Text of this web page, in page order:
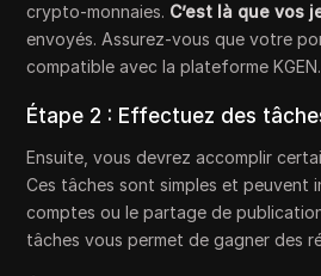
crypto-monnaies. C’est là que vos
envoyés. Assurez-vous que votre
compatible avec la plateforme KGEN.
Étape 2 : Effectuez des
Ensuite, vous devrez accomplir
Ces tâches sont simples et peuvent
comptes ou le partage de
tâches vous permet de gagner des